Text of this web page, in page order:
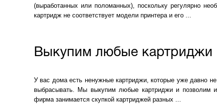
(выработанных или поломанных), поскольку регулярно
картридж не соответствует модели принтера и его ...
Выкупим любые картриджи
У вас дома есть ненужные картриджи, которые уже давно
выбрасывать. Мы выкупим любые картриджи и позволим
фирма занимается скупкой картриджей разных ...